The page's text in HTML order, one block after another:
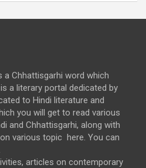
a Chhattisgarhi word which
a literary portal dedicated by
to Hindi literature and
you will get to read various
and Chhattisgarhi, along with
various topic here. You can
articles on contemporary